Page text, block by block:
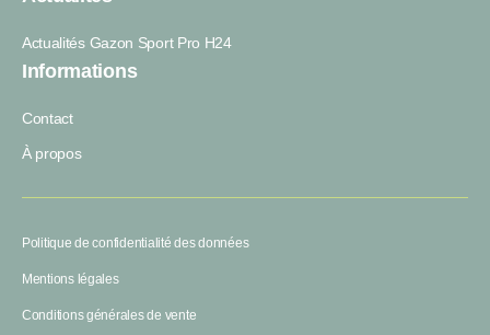
Actualités Gazon Sport Pro H24
Informations
Contact
À propos
Politique de confidentialité des données
Mentions légales
Conditions générales de vente